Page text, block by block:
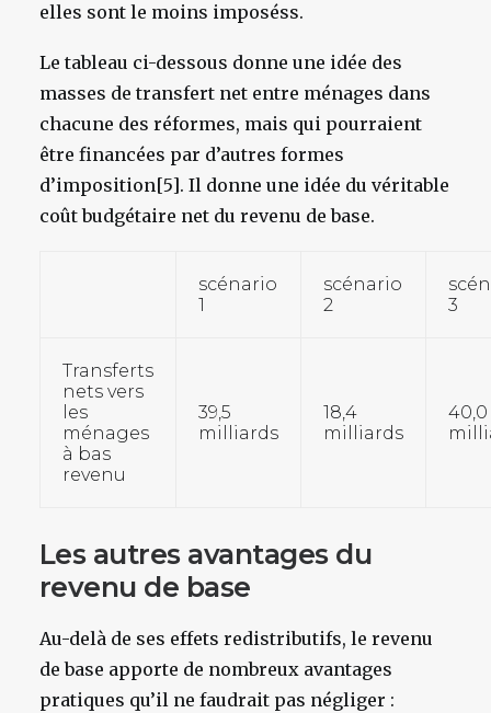
elles sont le moins imposéss.
Le tableau ci-dessous donne une idée des
masses de transfert net entre ménages dans
chacune des réformes, mais qui pourraient
être financées par d’autres formes
d’imposition[5]. Il donne une idée du véritable
coût budgétaire net du revenu de base.
scénario
1
scénario
2
3
Transferts
nets vers
les
ménages
à bas
revenu
39,5
milliards
18,4
milliards
40,0
Les autres avantages du
revenu de base
Au-delà de ses effets redistributifs, le revenu
de base apporte de nombreux avantages
pratiques qu’il ne faudrait pas négliger :